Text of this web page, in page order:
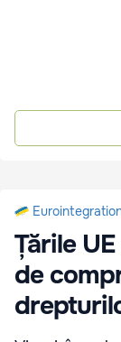
Țările
de